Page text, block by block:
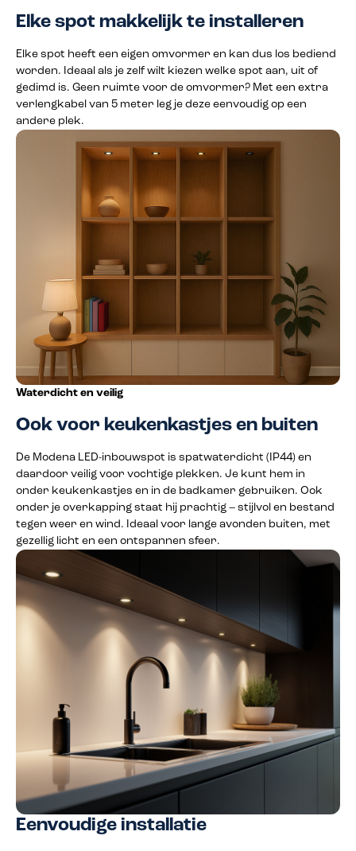
Elke spot makkelijk te installeren
Elke spot heeft een eigen omvormer en kan dus los bediend
worden. Ideaal als je zelf wilt kiezen welke spot aan, uit of
gedimd is. Geen ruimte voor de omvormer? Met een extra
verlengkabel van 5 meter leg je deze eenvoudig op een
andere plek.
Waterdicht en veilig
Ook voor keukenkastjes en buiten
De Modena LED-inbouwspot is spatwaterdicht (IP44) en
daardoor veilig voor vochtige plekken. Je kunt hem in
onder keukenkastjes en in de badkamer gebruiken. Ook
onder je overkapping staat hij prachtig – stijlvol en bestand
tegen weer en wind. Ideaal voor lange avonden buiten, met
gezellig licht en een ontspannen sfeer.
Eenvoudige installatie